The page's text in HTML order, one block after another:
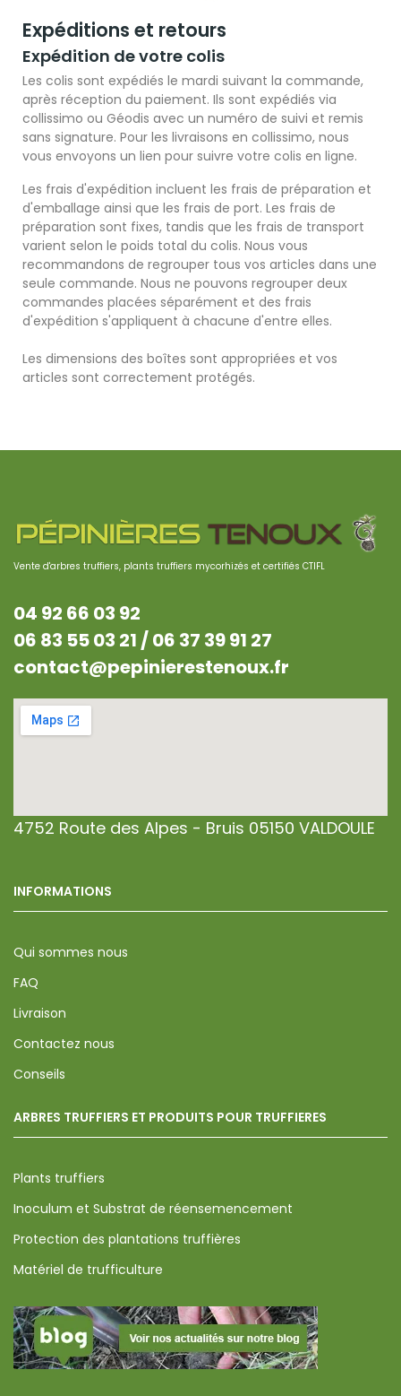
Expéditions et retours
Expédition de votre colis
Les colis sont expédiés le mardi suivant la commande,
après réception du paiement. Ils sont expédiés via
collissimo ou Géodis avec un numéro de suivi et remis
sans signature. Pour les livraisons en collissimo, nous
vous envoyons un lien pour suivre votre colis en ligne.
Les frais d'expédition incluent les frais de préparation et
d'emballage ainsi que les frais de port. Les frais de
préparation sont fixes, tandis que les frais de transport
varient selon le poids total du colis. Nous vous
recommandons de regrouper tous vos articles dans une
seule commande. Nous ne pouvons regrouper deux
commandes placées séparément et des frais
d'expédition s'appliquent à chacune d'entre elles.
Les dimensions des boîtes sont appropriées et vos
articles sont correctement protégés.
Vente d'arbres truffiers, plants truffiers mycorhizés et certifiés CTIFL
04 92 66 03 92
06 83 55 03 21 /06 37 39 91 27
contact@pepinierestenoux.fr
4752 Route des Alpes - Bruis 05150 VALDOULE
INFORMATIONS
Qui sommes nous
FAQ
Livraison
Contactez nous
Conseils
ARBRES TRUFFIERS ET PRODUITS POUR TRUFFIERES
Plants truffiers
Inoculum et Substrat de réensemencement
Protection des plantations truffières
Matériel de trufficulture